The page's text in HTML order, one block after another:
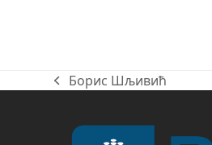
previous
Борис Шљивић